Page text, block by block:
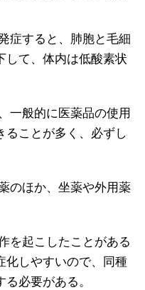
症すると、肺胞と毛細
して、体内は低酸素状
一般的に医薬品の使用
ることが多く、必ずし
のほか、坐薬や外用薬
を起こしたことがある
化しやすいので、同種
必要がある。